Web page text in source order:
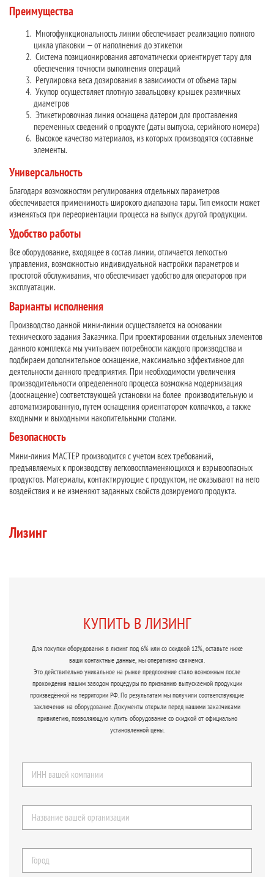
Преимущества
Многофункциональность линии обеспечивает реализацию полного
цикла упаковки — от наполнения до этикетки
Система позиционирования автоматически ориентирует тару для
обеспечения точности выполнения операций
Регулировка веса дозирования в зависимости от объема тары
Укупор осуществляет плотную завальцовку крышек различных
диаметров
Этикетировочная линия оснащена датером для проставления
переменных сведений о продукте (даты выпуска, серийного номера)
Высокое качество материалов, из которых производятся составные
элементы.
Универсальность
Благодаря возможностям регулирования отдельных параметров
обеспечивается применимость широкого диапазона тары. Тип емкости может
изменяться при переориентации процесса на выпуск другой продукции.
Удобство работы
Все оборудование, входящее в состав линии, отличается легкостью
управления, возможностью индивидуальной настройки параметров и
простотой обслуживания, что обеспечивает удобство для операторов при
эксплуатации.
Варианты исполнения
Производство данной мини-линии осуществляется на основании
технического задания Заказчика. При проектировании отдельных элементов
данного комплекса мы учитываем потребности каждого производства и
подбираем дополнительное оснащение, максимально эффективное для
деятельности данного предприятия. При необходимости увеличения
производительности определенного процесса возможна модернизация
(дооснащение) соответствующей установки на более производительную и
автоматизированную, путем оснащения ориентатором колпачков, а также
входными и выходными накопительными столами.
Безопасность
Мини-линия МАСТЕР производится с учетом всех требований,
предъявляемых к производству легковоспламеняющихся и взрывоопасных
продуктов. Материалы, контактирующие с продуктом, не оказывают на него
воздействия и не изменяют заданных свойств дозируемого продукта.
Лизинг
КУПИТЬ В ЛИЗИНГ
Для покупки оборудования в лизинг под 6% или со скидкой 12%, оставьте ниже
ваши контактные данные, мы оперативно свяжемся.
Это действительно уникальное на рынке предложение стало возможным после
прохождения нашим заводом процедуры по признанию выпускаемой продукции
произведённой на территории РФ. По результатам мы получили соответствующие
заключения на оборудование. Документы открыли перед нашими заказчиками
привилегию, позволяющую купить оборудование со скидкой от официально
установленной цены.